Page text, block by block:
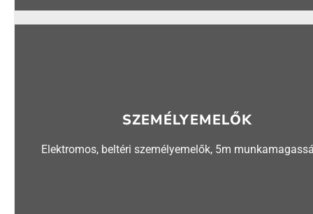
SZEMÉLYEMELŐK
Elektromos, beltéri személyemelők, 5m